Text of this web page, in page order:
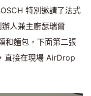
特別邀請了法式
人兼主廚瑟瑞爾
和麵包，下面第二張
直接在現場 AirDrop